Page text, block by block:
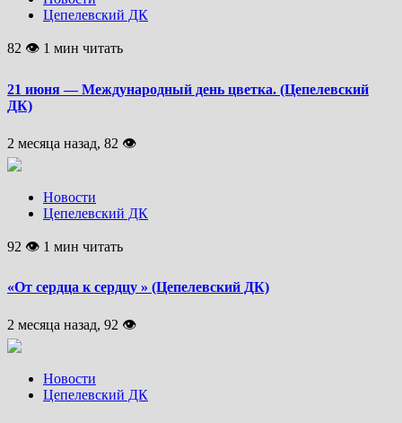
Цепелевский ДК
82 👁 1 мин читать
21 июня — Международный день цветка. (Цепелевский
ДК)
2 месяца назад, 82 👁
Новости
Цепелевский ДК
92 👁 1 мин читать
«От сердца к сердцу » (Цепелевский ДК)
2 месяца назад, 92 👁
Новости
Цепелевский ДК